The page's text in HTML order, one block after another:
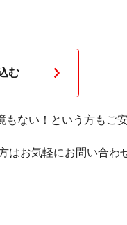
む
もない！という方もご
お気軽にお問い合わ